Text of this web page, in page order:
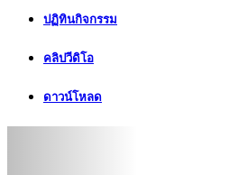
ปฏิทินกิจกรรม
คลิปวีดิโอ
ดาวน์โหลด